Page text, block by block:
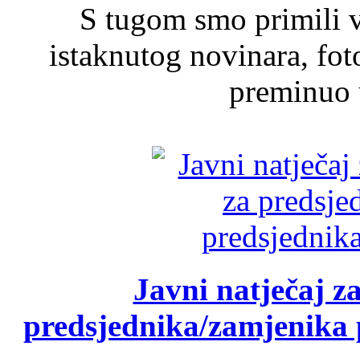
S tugom smo primili
istaknutog novinara,
Javni natječaj
predsjednika/